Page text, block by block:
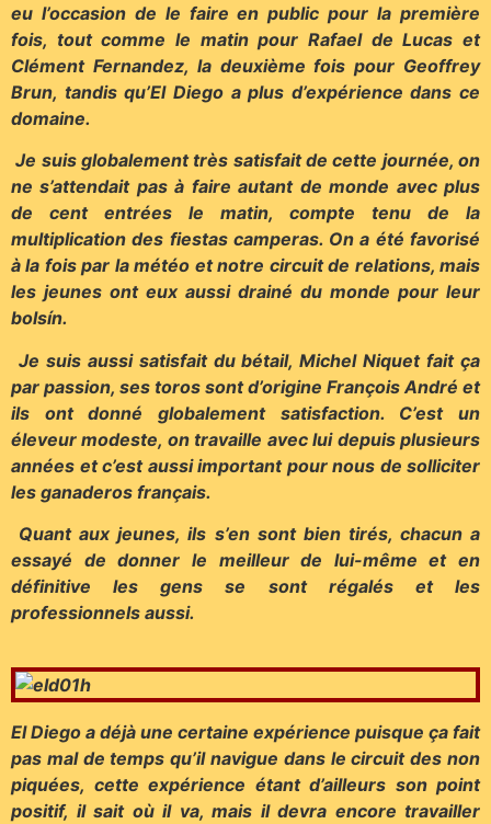
eu l’occasion de le faire en public pour la première
fois, tout comme le matin pour Rafael de Lucas et
Clément Fernandez, la deuxième fois pour Geoffrey
Brun, tandis qu’El Diego a plus d’expérience dans ce
domaine.
Je suis globalement très satisfait de cette journée, on
ne s’attendait pas à faire autant de monde avec plus
de cent entrées le matin, compte tenu de la
multiplication des fiestas camperas. On a été favorisé
à la fois par la météo et notre circuit de relations, mais
les jeunes ont eux aussi drainé du monde pour leur
bolsín.
Je suis aussi satisfait du bétail, Michel Niquet fait ça
par passion, ses toros sont d’origine François André et
ils ont donné globalement satisfaction. C’est un
éleveur modeste, on travaille avec lui depuis plusieurs
années et c’est aussi important pour nous de solliciter
les ganaderos français.
Quant aux jeunes, ils s’en sont bien tirés, chacun a
essayé de donner le meilleur de lui-même et en
définitive les gens se sont régalés et les
professionnels aussi.
El Diego a déjà une certaine expérience puisque ça fait
pas mal de temps qu’il navigue dans le circuit des non
piquées, cette expérience étant d’ailleurs son point
positif, il sait où il va, mais il devra encore travailler